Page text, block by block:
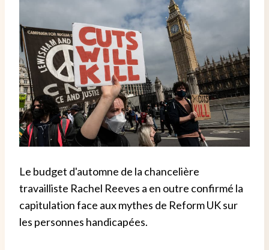
Le budget d'automne de la chancelière
travailliste Rachel Reeves a en outre confirmé la
capitulation face aux mythes de Reform UK sur
les personnes handicapées.